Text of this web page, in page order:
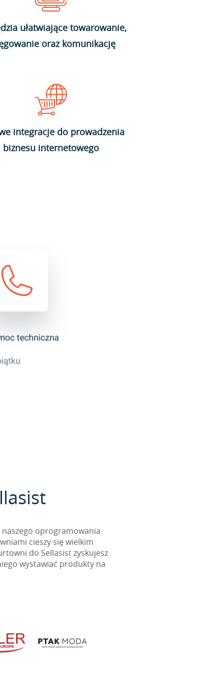
ułatwiające towarowanie,
oraz komunikację
integracje do prowadzenia
biznesu internetowego
oprogramowania
cieszy się wielkim
do Sellasist zyskujesz
wystawiać produkty na